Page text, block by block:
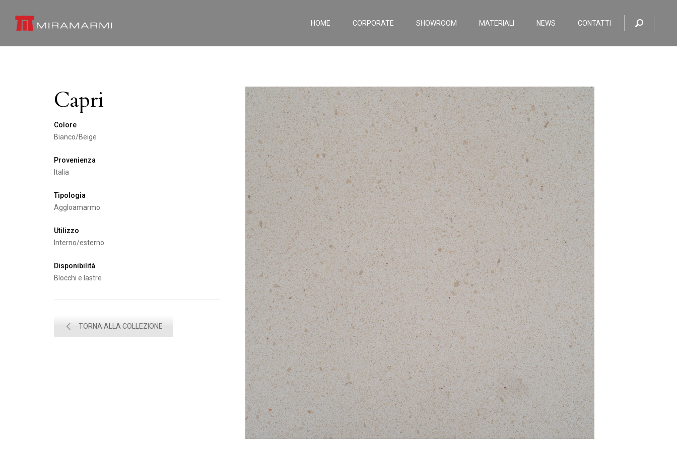
HOME CORPORATE SHOWROOM MATERIALI NEWS CONTATTI
Capri
Colore
Bianco/Beige
Provenienza
Italia
Tipologia
Aggloamarmo
Utilizzo
Interno/esterno
Disponibilità
Blocchi e lastre
TORNA ALLA COLLEZIONE